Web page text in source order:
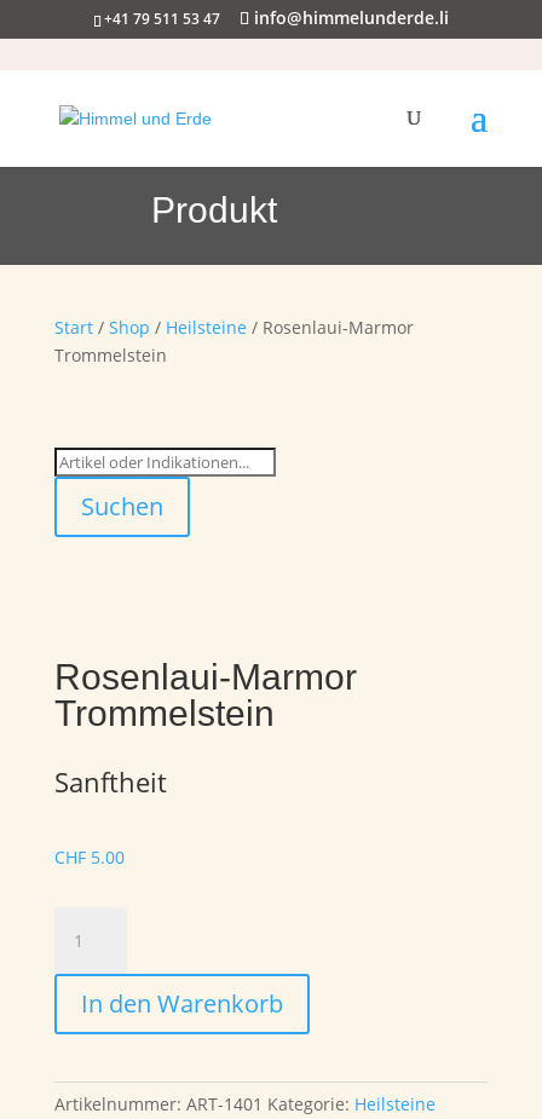
+41 79 511 53 47 info@himmelunderde.li
Produkt
Start/ Shop / Heilsteine / Rosenlaui-Marmor
Trommelstein
Suchen
Rosenlaui-Marmor
Trommelstein
Sanftheit
CHF5.00
Marmor
Trommelstein
MengeIn den Warenkorb
Artikelnummer: ART-1401 Kategorie: Heilsteine